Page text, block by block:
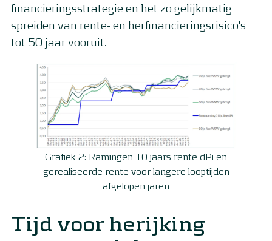
financieringsstrategie en het zo gelijkmatig
spreiden van rente- en herfinancieringsrisico's
tot 50 jaar vooruit.
Grafiek 2: Ramingen 10 jaars rente dPi en
gerealiseerde rente voor langere looptijden
afgelopen jaren
Tijd voor herijking